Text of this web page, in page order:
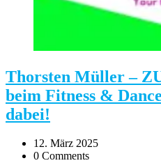
Thorsten Müller –
beim Fitness &
dabei!
12. März 2025
0 Comments